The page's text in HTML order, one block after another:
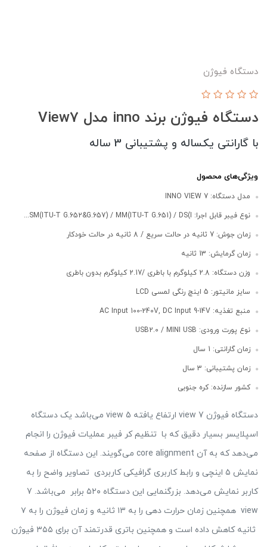
دستگاه فیوژن
دستگاه فیوژن برند inno مدل View7
با گارانتی یکساله و پشتیبانی 3 ساله
ویژگی‌های محصول
مدل دستگاه: INNO VIEW 7
نوع فیبر قابل اجرا: SM(ITU-T G.652&G.657) / MM(ITU-T G.651) / DS(I...
زمان جوش: 7 ثانیه در حالت سریع / 8 ثانیه در حالت خودکار
زمان گرمایش: 13 ثانیه
وزن دستگاه: 2.8 کیلوگرم با باطری /2.17 کیلوگرم بدون باطری
سایز مانیتور: 5 اینچ رنگی لمسی LCD
منبع تغذیه: AC Input 100-240V, DC Input 9-14V
نوع پورت ورودی: USB2.0 / MINI USB
زمان گارانتی: 1 سال
زمان پشتیبانی: 3 سال
کشور سازنده: کره جنوبی
دستگاه فیوژن view 7 ارتفاع يافته view 5 می‌باشد یک دستگاه
اسپلایسر بسیار دقیق که با تنظیم کر فیبر عملیات فیوژن را انجام
می‌دهد که به آن core alignment می‌گویند. این دستگاه از صفحه
نمایش ۵ اینچی و رابط کاربری گرافیکی کاربردی تصاویر واضح را به
کاربر نمایش می‌دهد. بزرگنمایی این دستگاه ۵۲۰ برابر می‌باشد. 7
view همچنین زمان حرارت دهی را به ۱۳ ثانیه و زمان فیوژن را به ۷
ثانیه کاهش داده است و همچنین باتری قدرتمند آن برای ۳۵۵ فیوژن